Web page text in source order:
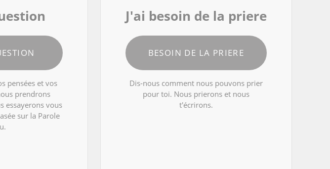
pensées et vos
prendrons
essayerons vous
sur la Parole
J'ai besoin de la priere
BESOIN DE LA PRIERE
Dis-nous comment nous pouvons prier
pour toi. Nous prierons et nous
t'écrirons.